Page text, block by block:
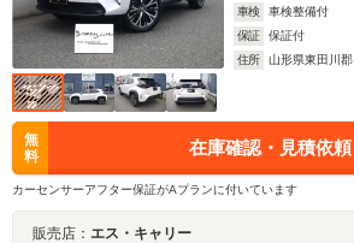
車検
車検整備付
保証
保証付
住所
山形県東田川郡
無
料
在庫確認・見積依頼
カーセンサーアフター保証がAプランに付いています
販売店： エス・キャリー